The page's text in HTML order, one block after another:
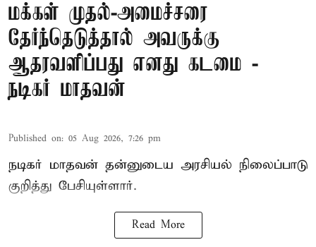
மக்கள் முதல்-அமைச்சரை
தேர்ந்தெடுத்தால் அவருக்கு
ஆதரவளிப்பது எனது கடமை -
நடிகர் மாதவன்
Published on: 05 Aug 2026, 7:26 pm
நடிகர் மாதவன் தன்னுடைய அரசியல் நிலைப்பாடு
குறித்து பேசியுள்ளார்.
Read More